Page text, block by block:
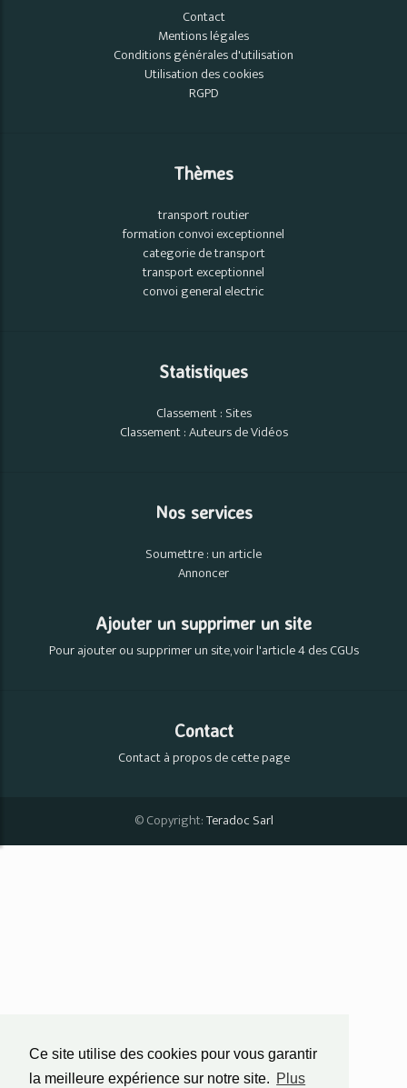
Ce site utilise des cookies pour vous garantir
la meilleure expérience sur notre site. Plus
Contact
Mentions légales
Conditions générales d'utilisation
Utilisation des cookies
RGPD
Thèmes
transport routier
formation convoi exceptionnel
categorie de transport
transport exceptionnel
convoi general electric
Statistiques
Classement : Sites
Classement : Auteurs de Vidéos
Nos services
Soumettre : un article
Annoncer
Ajouter un supprimer un site
Pour ajouter ou supprimer un site, voir l'article 4 des CGUs
Contact
Contact à propos de cette page
© Copyright:Teradoc Sarl